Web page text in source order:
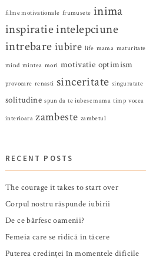
filme motivationale frumusete inima
inspiratieintelepciune
intrebare iubire life mama maturitate
mind mintea mori motivatie optimism
provocare renasti sinceritate singuratate
solitudine spun da te iubesc mama timp vocea
interioara zambeste zambetul
RECENT POSTS
The courage it takes to start over
Corpul nostru răspunde iubirii
De ce bârfesc oamenii?
Femeia care se ridică în tăcere
Puterea credinței în momentele dificile